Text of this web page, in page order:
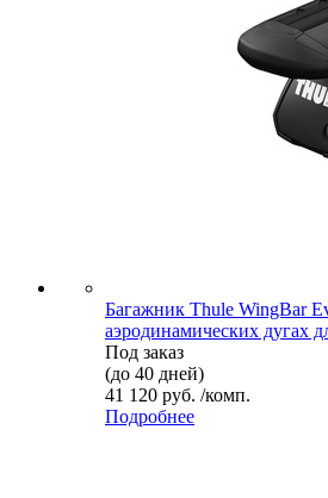
Багажник Thule WingBar
аэродинамических дугах
Под заказ
(до 40 дней)
41 120 руб. /комп.
Подробнее